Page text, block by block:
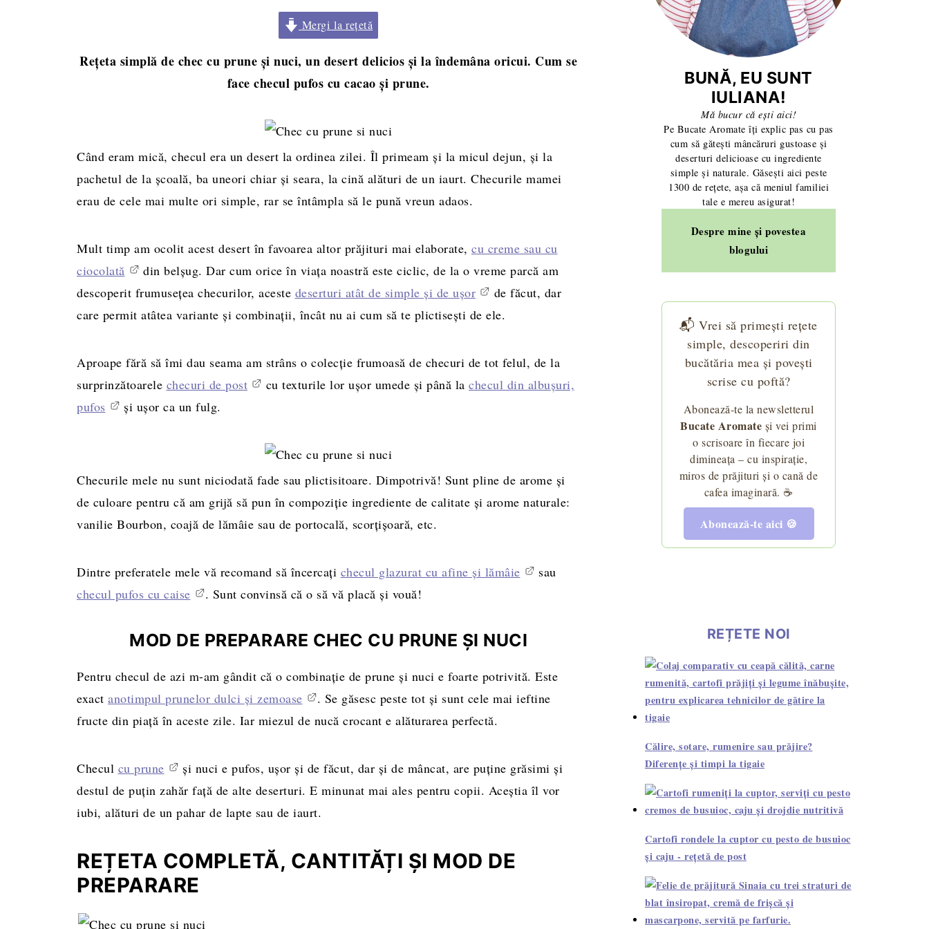
Mergi la rețetă
Rețeta simplă de chec cu prune și nuci, un desert delicios și la îndemâna oricui. Cum se
face checul pufos cu cacao și prune.
Când eram mică, checul era un desert la ordinea zilei. Îl primeam și la micul dejun, și la
pachetul de la școală, ba uneori chiar și seara, la cină alături de un iaurt. Checurile mamei
erau de cele mai multe ori simple, rar se întâmpla să le pună vreun adaos.
Mult timp am ocolit acest desert în favoarea altor prăjituri mai elaborate, cu creme sau cu
ciocolată
din belșug. Dar cum orice în viața noastră este ciclic, de la o vreme parcă am
descoperit frumusețea checurilor, aceste deserturi atât de simple și de ușor
de făcut, dar
care permit atâtea variante și combinații, încât nu ai cum să te plictisești de ele.
Aproape fără să îmi dau seama am strâns o colecție frumoasă de checuri de tot felul, de la
surprinzătoarele checuri de post cu texturile lor ușor umede și până la checul din albușuri,
pufos
și ușor ca un fulg.
Checurile mele nu sunt niciodată fade sau plictisitoare. Dimpotrivă! Sunt pline de arome și
de culoare pentru că am grijă să pun în compoziție ingrediente de calitate și arome naturale:
vanilie Bourbon, coajă de lămâie sau de portocală, scorțișoară, etc.
Dintre preferatele mele vă recomand să încercați checul glazurat cu afine și lămâie
sau
checul pufos cu caise
. Sunt convinsă că o să vă placă și vouă!
MOD DE PREPARARE CHEC CU PRUNE ȘI NUCI
Pentru checul de azi m-am gândit că o combinație de prune și nuci e foarte potrivită. Este
exact anotimpul prunelor dulci și zemoase
. Se găsesc peste tot și sunt cele mai ieftine
fructe din piață în aceste zile. Iar miezul de nucă crocant e alăturarea perfectă.
Checul cu prune
și nuci e pufos, ușor și de făcut, dar și de mâncat, are puține grăsimi și
destul de puțin zahăr față de alte deserturi. E minunat mai ales pentru copii. Aceștia îl vor
iubi, alături de un pahar de lapte sau de iaurt.
REȚETA COMPLETĂ, CANTITĂȚI ȘI MOD DE
PREPARARE
BUNĂ, EU SUNT
IULIANA!
Mă bucur că ești aici!
Pe Bucate Aromate îți explic pas cu pas
cum să gătești mâncăruri gustoase și
deserturi delicioase cu ingrediente
simple și naturale. Găsești aici peste
1300 de rețete, așa că meniul familiei
tale e mereu asigurat!
Despre mine și povestea
blogului
📬 Vrei să primești rețete
simple, descoperiri din
bucătăria mea și povești
scrise cu poftă?
Abonează-te la newsletterul
Bucate Aromate și vei primi
o scrisoare în fiecare joi
dimineața – cu inspirație,
miros de prăjituri și o cană de
cafea imaginară. ☕
Abonează-te aici 🍪
REȚETE NOI
Călire, sotare, rumenire sau prăjire?
Diferențe și timpi la tigaie
Cartofi rondele la cuptor cu pesto de busuioc
și caju - rețetă de post